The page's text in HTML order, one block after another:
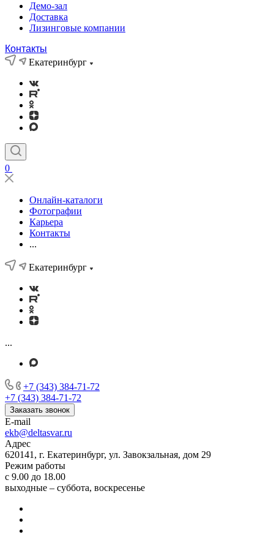
Демо-зал
Доставка
Лизинговые компании
Контакты
Екатеринбург
0
Онлайн-каталоги
Фотографии
Карьера
Контакты
...
Екатеринбург
...
+7 (343) 384-71-72
+7 (343) 384-71-72
Заказать звонок
E-mail
ekb@deltasvar.ru
Адрес
620141, г. Екатеринбург, ул. Завокзальная, дом 29
Режим работы
с 9.00 до 18.00
выходные – суббота, воскресенье